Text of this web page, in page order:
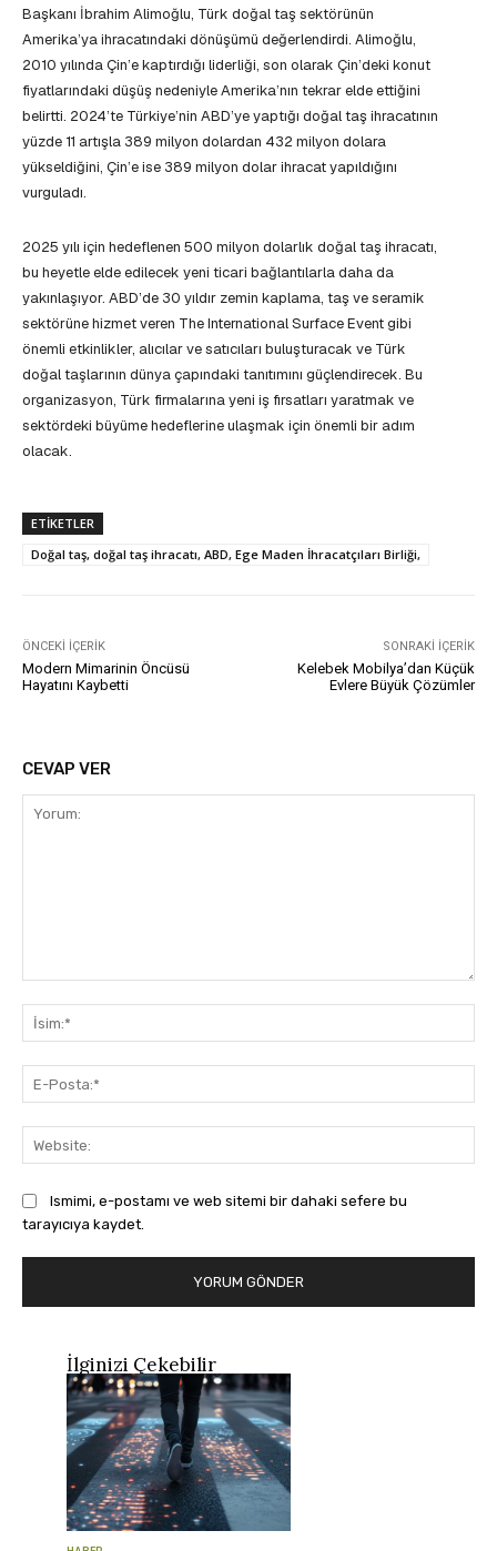
Başkanı İbrahim Alimoğlu, Türk doğal taş sektörünün
Amerika’ya ihracatındaki dönüşümü değerlendirdi. Alimoğlu,
2010 yılında Çin’e kaptırdığı liderliği, son olarak Çin’deki konut
fiyatlarındaki düşüş nedeniyle Amerika’nın tekrar elde ettiğini
belirtti. 2024’te Türkiye’nin ABD’ye yaptığı doğal taş ihracatının
yüzde 11 artışla 389 milyon dolardan 432 milyon dolara
yükseldiğini, Çin’e ise 389 milyon dolar ihracat yapıldığını
vurguladı.
2025 yılı için hedeflenen 500 milyon dolarlık doğal taş ihracatı,
bu heyetle elde edilecek yeni ticari bağlantılarla daha da
yakınlaşıyor. ABD’de 30 yıldır zemin kaplama, taş ve seramik
sektörüne hizmet veren The International Surface Event gibi
önemli etkinlikler, alıcılar ve satıcıları buluşturacak ve Türk
doğal taşlarının dünya çapındaki tanıtımını güçlendirecek. Bu
organizasyon, Türk firmalarına yeni iş fırsatları yaratmak ve
sektördeki büyüme hedeflerine ulaşmak için önemli bir adım
olacak.
ETIKETLER
Doğal taş, doğal taş ihracatı, ABD, Ege Maden İhracatçıları Birliği,
ÖNCEKI İÇERIK
Modern Mimarinin Öncüsü
Hayatını Kaybetti
SONRAKI İÇERIK
Kelebek Mobilya’dan Küçük
Evlere Büyük Çözümler
CEVAP VER
Ismimi, e-postamı ve web sitemi bir dahaki sefere bu
tarayıcıya kaydet.
İlginizi Çekebilir